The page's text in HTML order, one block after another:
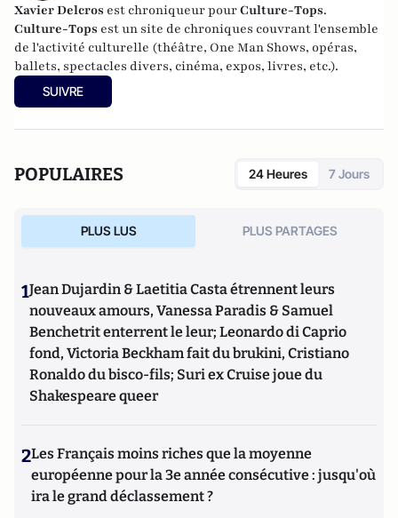
Xavier Delcros est chroniqueur pourCulture-Tops.
Culture-Tops est un site de chroniques couvrant l'ensemble
de l'activité culturelle (théâtre, One Man Shows, opéras,
ballets, spectacles divers, cinéma, expos, livres, etc.).
SUIVRE
POPULAIRES 24 Heures 7 Jours
PLUS LUS PLUS PARTAGES
1Jean Dujardin & Laetitia Casta étrennent leurs
nouveaux amours, Vanessa Paradis & Samuel
Benchetrit enterrent le leur; Leonardo di Caprio
fond, Victoria Beckham fait du brukini, Cristiano
Ronaldo du bisco-fils; Suri ex Cruise joue du
Shakespeare queer
2Les Français moins riches que la moyenne
européenne pour la 3e année consécutive : jusqu'où
ira le grand déclassement ?